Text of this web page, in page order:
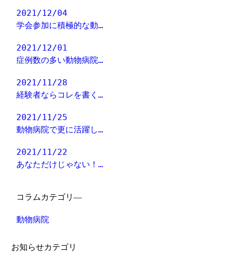
2021/12/04
学会参加に積極的な動…
2021/12/01
症例数の多い動物病院…
2021/11/28
経験者ならコレを書く…
2021/11/25
動物病院で更に活躍し…
2021/11/22
あなただけじゃない！…
コラムカテゴリ―
動物病院
お知らせカテゴリ